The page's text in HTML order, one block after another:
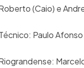
(Caio) e
Paulo